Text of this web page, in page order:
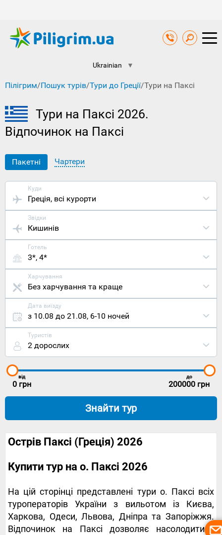
Ukrainian ▼
Пілігрим/Пошук турів/Тури до Греції/Тури на Паксі
Тури на Паксі 2026.
Відпочинок на Паксі
Пакетні Чартери
Куди
Греція, всі курорти
Звідки
Кишинів
Готель
3*, 4*
Харчування
Без харчування та краще
Дата виїзду
з 10.08 до 21.08, 6-10 ночей
Туристів
2 дорослих
від
0 грн
до
200000 грн
Знайти тур
Острів Паксі (Греція) 2026
Купити тур на о. Паксі 2026
На цій сторінці представлені тури о. Паксі всіх
туроператорів України з вильотом із Києва,
Харкова, Одеси, Львова, Дніпра та Запоріжжя.
Відпочинок на Паксі дозволяє насолодитися